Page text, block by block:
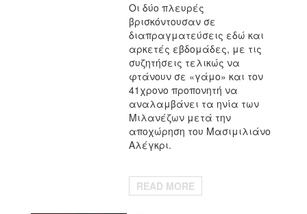
Οι δύο πλευρές
βρισκόντουσαν σε
διαπραγματεύσεις εδώ και
αρκετές εβδομάδες, με τις
συζητήσεις τελικώς να
φτάνουν σε «γάμο» και τον
41χρονο προπονητή να
αναλαμβάνει τα ηνία των
Μιλανέζων μετά την
αποχώρηση του Μασιμιλιάνο
Αλέγκρι.
READ MORE